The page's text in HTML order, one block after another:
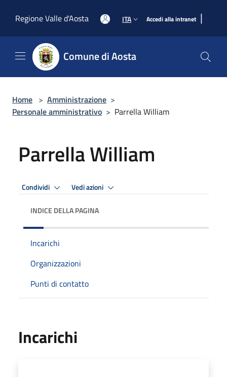
Regione Valle d'Aosta
ITA Accedi alla intranet |
Comune di Aosta
Home > Amministrazione >
Personale amministrativo > Parrella William
Parrella William
Condividi Vedi azioni
INDICE DELLA PAGINA
Incarichi
Organizzazioni
Punti di contatto
Incarichi